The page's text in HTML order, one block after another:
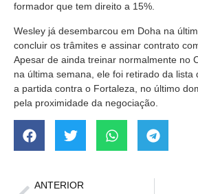
formador que tem direito a 15%.
Wesley já desembarcou em Doha na
concluir os trâmites e assinar contrato
Apesar de ainda treinar normalmente no
na última semana, ele foi retirado da lista
a partida contra o Fortaleza, no último
pela proximidade da negociação.
ANTERIOR